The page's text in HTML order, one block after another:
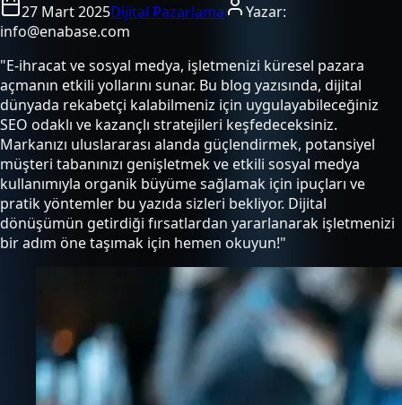
27 Mart 2025Dijital Pazarlama
Yazar:
info@enabase.com
"E-ihracat ve sosyal medya, işletmenizi küresel pazara
açmanın etkili yollarını sunar. Bu blog yazısında, dijital
dünyada rekabetçi kalabilmeniz için uygulayabileceğiniz
SEO odaklı ve kazançlı stratejileri keşfedeceksiniz.
Markanızı uluslararası alanda güçlendirmek, potansiyel
müşteri tabanınızı genişletmek ve etkili sosyal medya
kullanımıyla organik büyüme sağlamak için ipuçları ve
pratik yöntemler bu yazıda sizleri bekliyor. Dijital
dönüşümün getirdiği fırsatlardan yararlanarak işletmenizi
bir adım öne taşımak için hemen okuyun!"